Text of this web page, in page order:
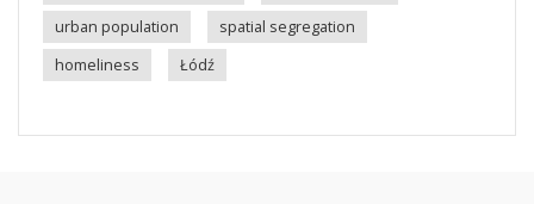
urban population
spatial segregation
homeliness
Łódź